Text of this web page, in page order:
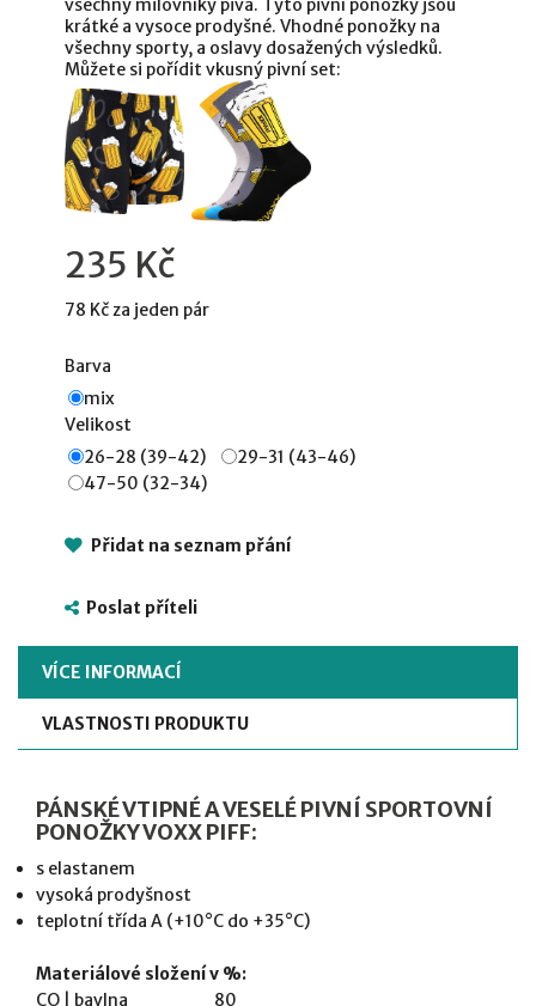
všechny milovníky piva. Tyto pivní ponožky jsou
krátké a vysoce prodyšné. Vhodné ponožky na
všechny sporty, a oslavy dosažených výsledků.
Můžete si pořídit vkusný pivní set:
235 Kč
78 Kčza jeden pár
Barva
mix
Velikost
26-28 (39-42)
29-31 (43-46)
47-50 (32-34)
Přidat na seznam přání
Poslat příteli
VÍCE INFORMACÍ
VLASTNOSTI PRODUKTU
PÁNSKÉ VTIPNÉ A VESELÉ PIVNÍ SPORTOVNÍ
PONOŽKY VOXX PIFF:
s elastanem
vysoká prodyšnost
teplotní třída A (+10°C do +35°C)
Materiálové složení v %:
CO | bavlna 80